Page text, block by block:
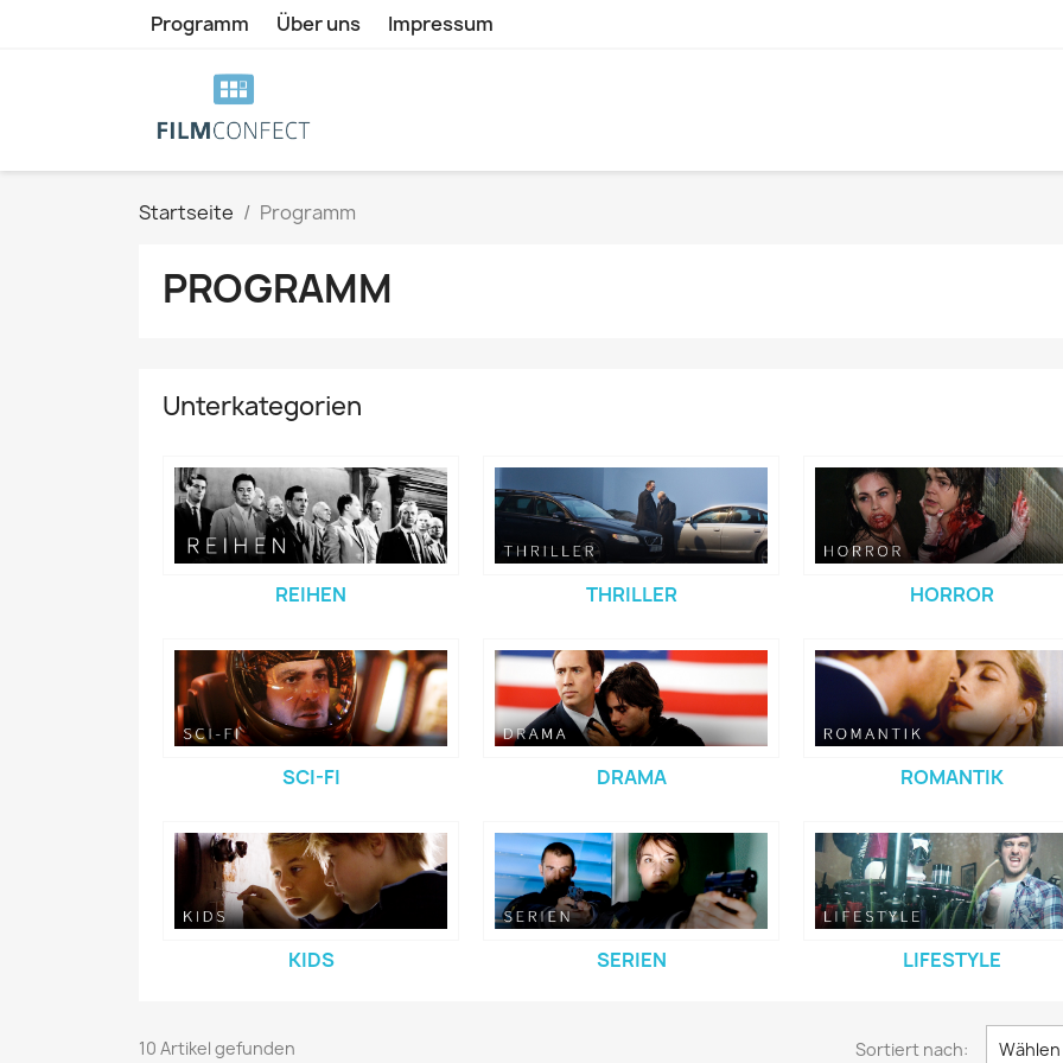
Programm Über uns Impressum
Startseite Programm
PROGRAMM
Unterkategorien
REIHEN THRILLER HORROR
SCI-FI DRAMA ROMANTIK
KIDS SERIEN LIFESTYLE
10 Artikel gefunden Sortiert nach: Wählen